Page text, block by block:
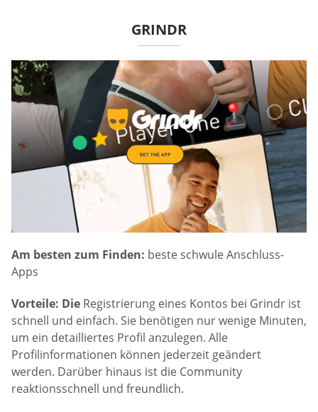
GRINDR
Am besten zum Finden: beste schwule Anschluss-
Apps
Vorteile: Die Registrierung eines Kontos bei Grindr ist
schnell und einfach. Sie benötigen nur wenige Minuten,
um ein detailliertes Profil anzulegen. Alle
Profilinformationen können jederzeit geändert
werden. Darüber hinaus ist die Community
reaktionsschnell und freundlich.